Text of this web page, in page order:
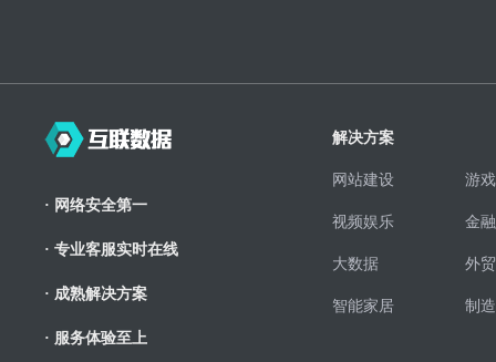
· 网络安全第一
· 专业客服实时在线
· 成熟解决方案
· 服务体验至上
解决方案
网站建设 游
视频娱乐 金
大数据 外
智能家居 制